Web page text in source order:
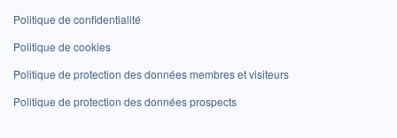
Politique de confidentialité
Politique de cookies
Politique de protection des données membres et visiteurs
Politique de protection des données prospects